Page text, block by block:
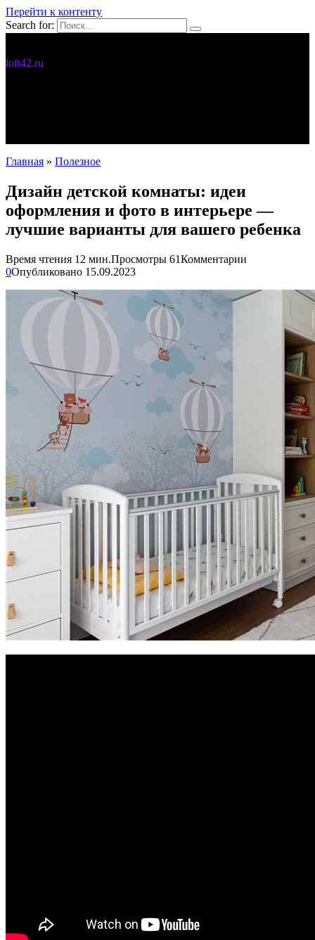
Перейти к контенту
Search for:
loft42.ru
Главная » Полезное
Дизайн детской комнаты: идеи
оформления и фото в интерьере —
лучшие варианты для вашего ребенка
Время чтения 12 мин.Просмотры 61Комментарии
0Опубликовано 15.09.2023